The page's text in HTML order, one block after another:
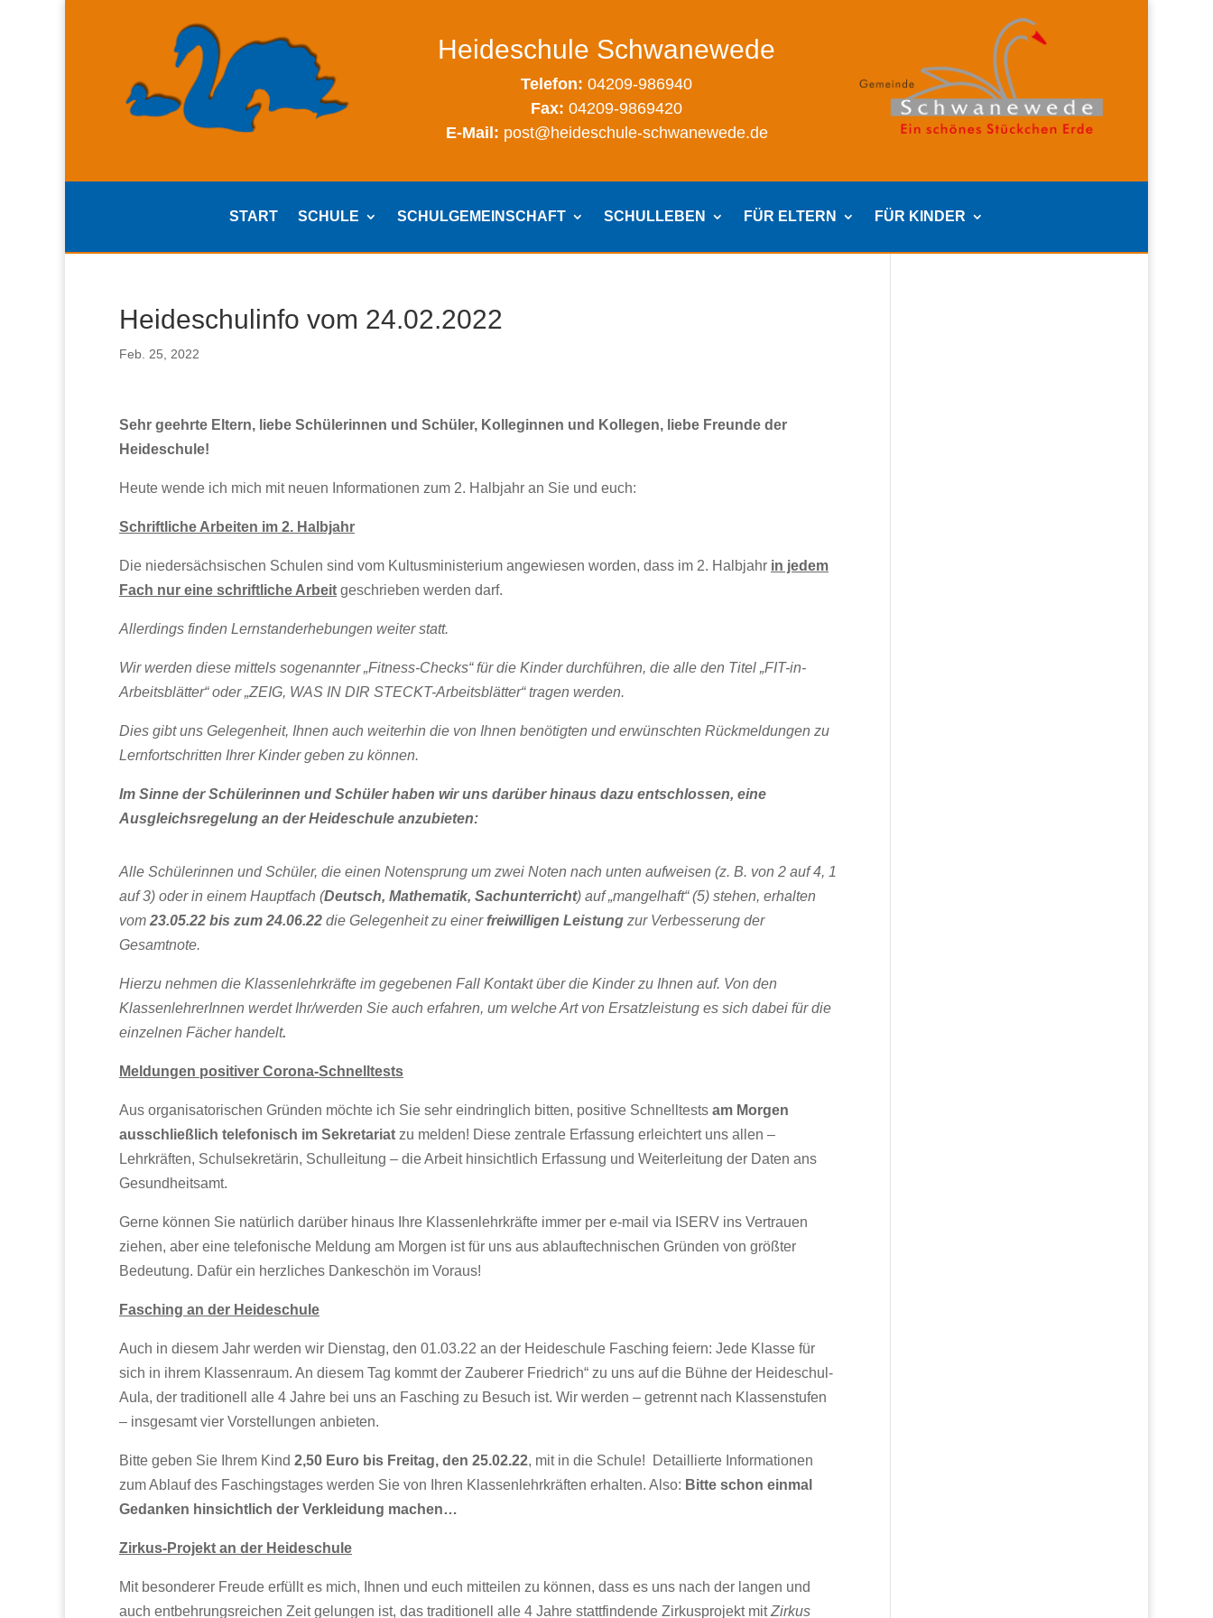
Heideschule Schwanewede
Telefon: 04209-986940
Fax: 04209-9869420
E-Mail: post@heideschule-schwanewede.de
START SCHULE SCHULGEMEINSCHAFT SCHULLEBEN FÜR ELTERN FÜR KINDER
Heideschulinfo vom 24.02.2022
Feb. 25, 2022
Sehr geehrte Eltern, liebe Schülerinnen und Schüler, Kolleginnen und Kollegen, liebe Freunde der
Heideschule!
Heute wende ich mich mit neuen Informationen zum 2. Halbjahr an Sie und euch:
Schriftliche Arbeiten im 2. Halbjahr
Die niedersächsischen Schulen sind vom Kultusministerium angewiesen worden, dass im 2. Halbjahr in jedem
Fach nur eine schriftliche Arbeit geschrieben werden darf.
Allerdings finden Lernstanderhebungen weiter statt.
Wir werden diese mittels sogenannter „Fitness-Checks“ für die Kinder durchführen, die alle den Titel „FIT-in-
Arbeitsblätter“ oder „ZEIG, WAS IN DIR STECKT-Arbeitsblätter“ tragen werden.
Dies gibt uns Gelegenheit, Ihnen auch weiterhin die von Ihnen benötigten und erwünschten Rückmeldungen zu
Lernfortschritten Ihrer Kinder geben zu können.
Im Sinne der Schülerinnen und Schüler haben wir uns darüber hinaus dazu entschlossen, eine
Ausgleichsregelung an der Heideschule anzubieten:
Alle Schülerinnen und Schüler, die einen Notensprung um zwei Noten nach unten aufweisen (z. B. von 2 auf 4, 1
auf 3) oder in einem Hauptfach (Deutsch, Mathematik, Sachunterricht) auf „mangelhaft“ (5) stehen, erhalten
vom 23.05.22 bis zum 24.06.22 die Gelegenheit zu einerfreiwilligen Leistung zur Verbesserung der
Gesamtnote.
Hierzu nehmen die Klassenlehrkräfte im gegebenen Fall Kontakt über die Kinder zu Ihnen auf. Von den
KlassenlehrerInnen werdet Ihr/werden Sie auch erfahren, um welche Art von Ersatzleistung es sich dabei für die
einzelnen Fächer handelt.
Meldungen positiver Corona-Schnelltests
Aus organisatorischen Gründen möchte ich Sie sehr eindringlich bitten, positive Schnelltests am Morgen
ausschließlich telefonisch im Sekretariat zu melden! Diese zentrale Erfassung erleichtert uns allen –
Lehrkräften, Schulsekretärin, Schulleitung – die Arbeit hinsichtlich Erfassung und Weiterleitung der Daten ans
Gesundheitsamt.
Gerne können Sie natürlich darüber hinaus Ihre Klassenlehrkräfte immer per e-mail via ISERV ins Vertrauen
ziehen, aber eine telefonische Meldung am Morgen ist für uns aus ablauftechnischen Gründen von größter
Bedeutung. Dafür ein herzliches Dankeschön im Voraus!
Fasching an der Heideschule
Auch in diesem Jahr werden wir Dienstag, den 01.03.22 an der Heideschule Fasching feiern: Jede Klasse für
sich in ihrem Klassenraum. An diesem Tag kommt der Zauberer Friedrich“ zu uns auf die Bühne der Heideschul-
Aula, der traditionell alle 4 Jahre bei uns an Fasching zu Besuch ist. Wir werden – getrennt nach Klassenstufen
– insgesamt vier Vorstellungen anbieten.
Bitte geben Sie Ihrem Kind 2,50 Euro bis Freitag, den 25.02.22, mit in die Schule! Detaillierte Informationen
zum Ablauf des Faschingstages werden Sie von Ihren Klassenlehrkräften erhalten. Also: Bitte schon einmal
Gedanken hinsichtlich der Verkleidung machen…
Zirkus-Projekt an der Heideschule
Mit besonderer Freude erfüllt es mich, Ihnen und euch mitteilen zu können, dass es uns nach der langen und
auch entbehrungsreichen Zeit gelungen ist, das traditionell alle 4 Jahre stattfindende Zirkusprojekt mitZirkus